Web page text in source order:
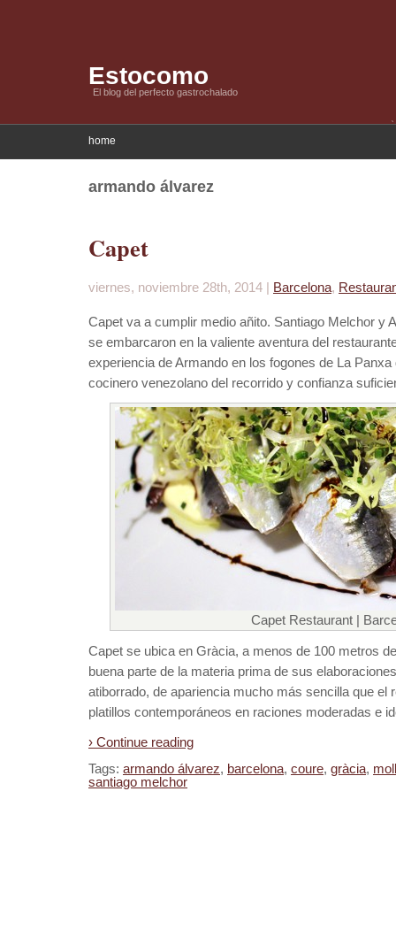
Estocomo
El blog del perfecto gastrochalado
home
armando álvarez
Capet
viernes, noviembre 28th, 2014 | Barcelona,
Capet va a cumplir medio añito. Santiago Melchor y
se embarcaron en la valiente aventura del
experiencia de Armando en los fogones de La
cocinero venezolano del recorrido y confianza
Capet Restaurant |
Capet se ubica en Gràcia, a menos de 100 metros
buena parte de la materia prima de sus
atiborrado, de apariencia mucho más sencilla que el
platillos contemporáneos en raciones moderadas e
› Continue reading
Tags: armando álvarez, barcelona, coure, gràcia,
santiago melchor